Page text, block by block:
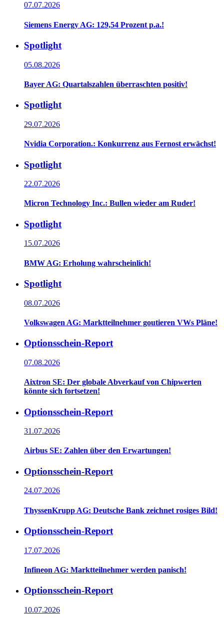
07.07.2026
Siemens Energy AG: 129,54 Prozent p.a.!
Spotlight
05.08.2026
Bayer AG: Quartalszahlen überraschten positiv!
Spotlight
29.07.2026
Nvidia Corporation.: Konkurrenz aus Fernost erwächst!
Spotlight
22.07.2026
Micron Technology Inc.: Bullen wieder am Ruder!
Spotlight
15.07.2026
BMW AG: Erholung wahrscheinlich!
Spotlight
08.07.2026
Volkswagen AG: Marktteilnehmer goutieren VWs Pläne!
Optionsschein-Report
07.08.2026
Aixtron SE: Der globale Abverkauf von Chipwerten
könnte sich fortsetzen!
Optionsschein-Report
31.07.2026
Airbus SE: Zahlen über den Erwartungen!
Optionsschein-Report
24.07.2026
ThyssenKrupp AG: Deutsche Bank zeichnet rosiges Bild!
Optionsschein-Report
17.07.2026
Infineon AG: Marktteilnehmer werden panisch!
Optionsschein-Report
10.07.2026